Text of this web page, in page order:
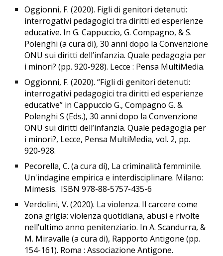
Oggionni, F. (2020). Figli di genitori detenuti:
interrogativi pedagogici tra diritti ed esperienze
educative. In G. Cappuccio, G. Compagno, & S.
Polenghi (a cura di), 30 anni dopo la Convenzione
ONU sui diritti dell’infanzia. Quale pedagogia per
i minori? (pp. 920-928). Lecce : Pensa MultiMedia.
Oggionni, F. (2020). “Figli di genitori detenuti:
interrogativi pedagogici tra diritti ed esperienze
educative” in Cappuccio G., Compagno G. &
Polenghi S (Eds.), 30 anni dopo la Convenzione
ONU sui diritti dell’infanzia. Quale pedagogia per
i minori?, Lecce, Pensa MultiMedia, vol. 2, pp.
920-928.
Pecorella, C. (a cura di), La criminalità femminile.
Un'indagine empirica e interdisciplinare. Milano:
Mimesis. ISBN 978-88-5757-435-6
Verdolini, V. (2020). La violenza. Il carcere come
zona grigia: violenza quotidiana, abusi e rivolte
nell’ultimo anno penitenziario. In A. Scandurra, &
M. Miravalle (a cura di), Rapporto Antigone (pp.
154-161). Roma : Associazione Antigone.